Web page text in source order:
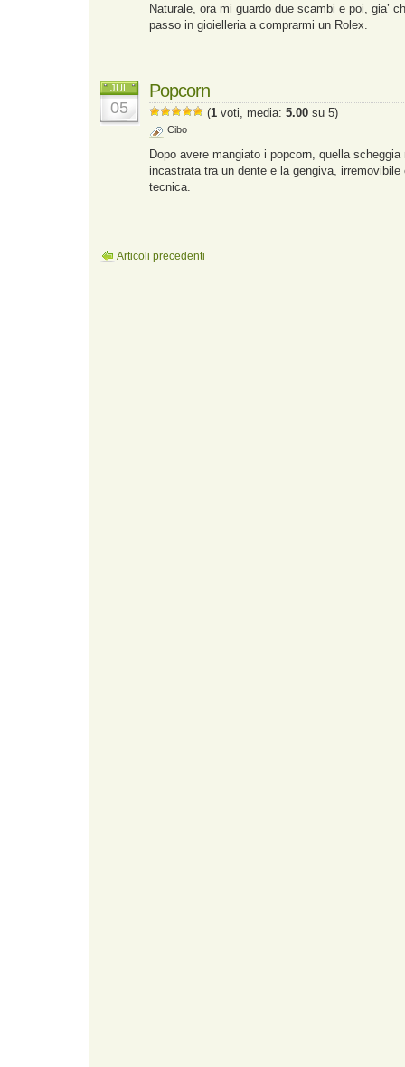
Naturale, ora mi guardo due scambi e poi, gia’
passo in gioielleria a comprarmi un Rolex.
JUL
05
Popcorn
(1 voti, media: 5.00 su 5)
Cibo
Dopo avere mangiato i popcorn, quella
incastrata tra un dente e la gengiva,
tecnica.
Articoli precedenti